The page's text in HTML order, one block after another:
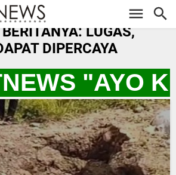
LUGAS,
DIPERCAYA
"AYO